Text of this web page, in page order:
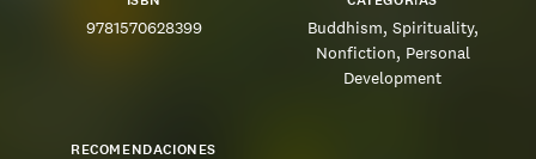
9781570628399 Buddhism Spirituality
Nonfiction Personal
Development
RECOMENDACIONES